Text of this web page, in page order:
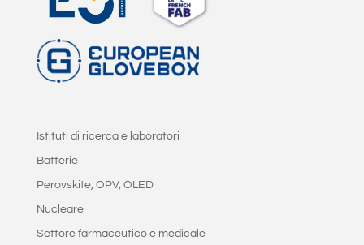
Istituti di ricerca e laboratori
Batterie
Perovskite, OPV, OLED
Nucleare
Settore farmaceutico e medicale